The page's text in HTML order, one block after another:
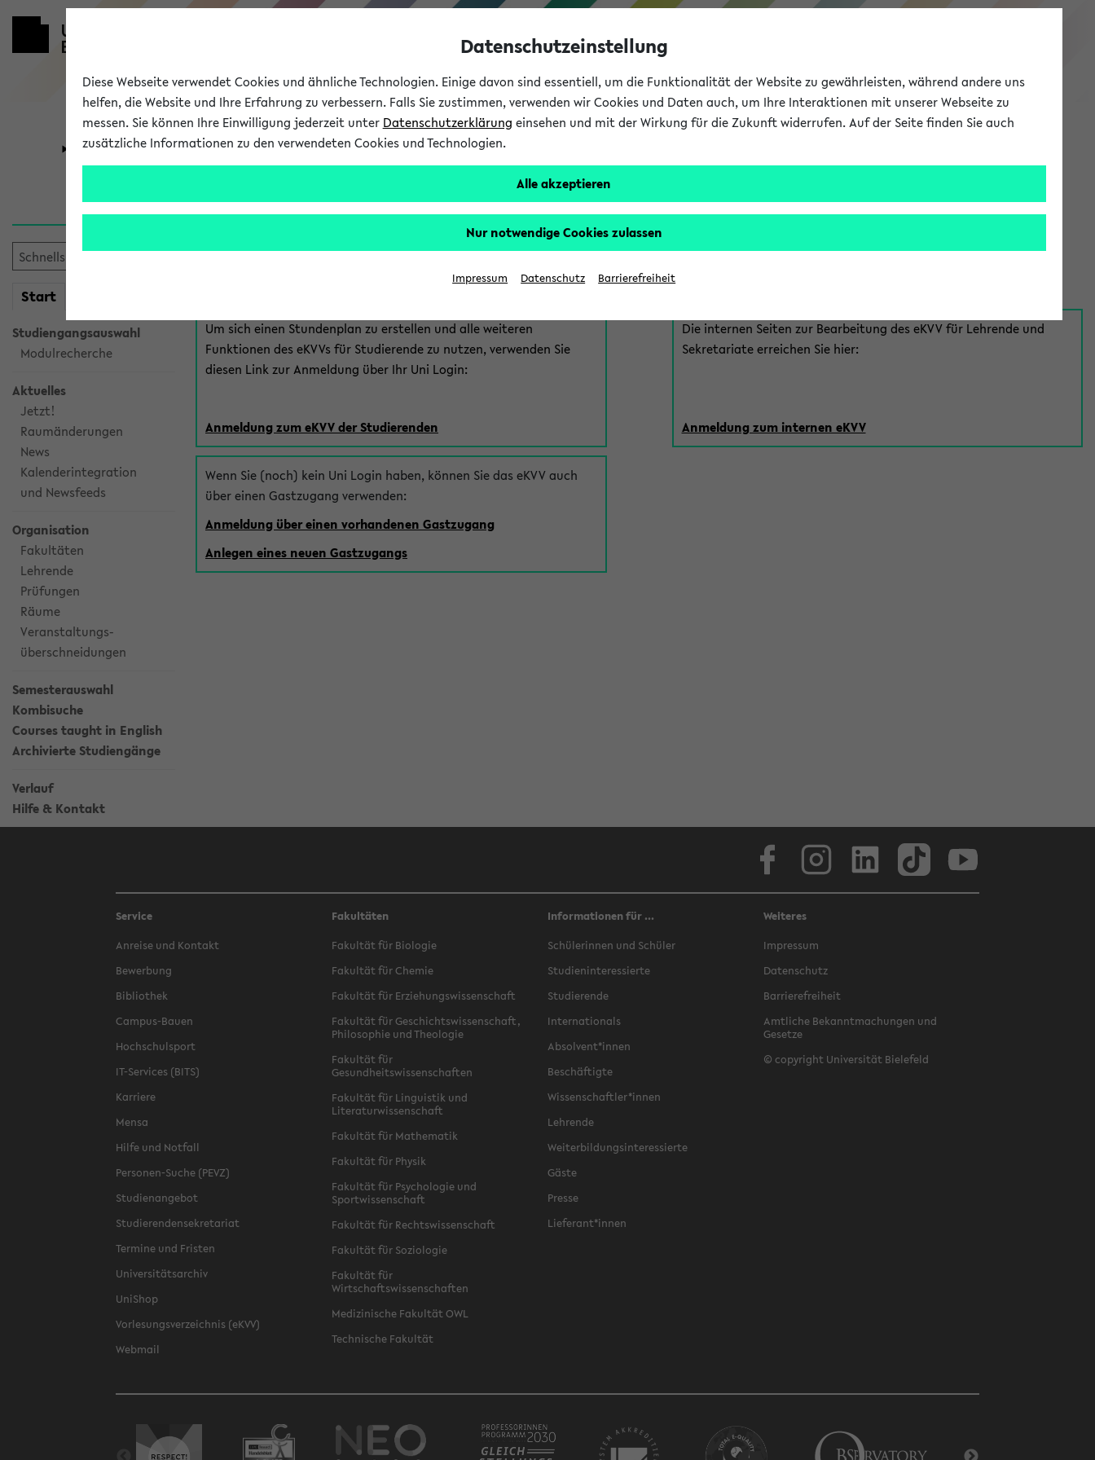
eKVV
Universität Forschung Studium
Start
Studiengangsauswahl
Modulrecherche
Aktuelles
Jetzt!
Raumänderungen
News
Kalenderintegration
und Newsfeeds
Organisation
Fakultäten
Lehrende
Prüfungen
Räume
Veranstaltungs-
überschneidungen
Semesterauswahl
Kombisuche
Courses taught in English
Archivierte Studiengänge
Verlauf
Hilfe & Kontakt
Anmeldung am eKVV
Es gibt mehrere Möglichkeiten zur Anmeldung am eKVV. Bitte wählen Sie die für Sie richtige aus:
Um sich einen Stundenplan zu erstellen und alle weiteren
Funktionen des eKVVs für Studierende zu nutzen, verwenden Sie
diesen Link zur Anmeldung über Ihr Uni Login:
Anmeldung zum eKVV der Studierenden
Wenn Sie (noch) kein Uni Login haben, können Sie das eKVV auch
über einen Gastzugang verwenden:
Anmeldung über einen vorhandenen Gastzugang
Anlegen eines neuen Gastzugangs
eKVV für Mitarbeiter*innen
Die internen Seiten zur Bearbeitung des eKVV für Lehrende und
Sekretariate erreichen Sie hier:
Anmeldung zum internen eKVV
Service
Anreise und Kontakt
Bewerbung
Bibliothek
Campus-Bauen
Hochschulsport
IT-Services (BITS)
Karriere
Mensa
Hilfe und Notfall
Personen-Suche (PEVZ)
Studienangebot
Studierendensekretariat
Termine und Fristen
Universitätsarchiv
UniShop
Vorlesungsverzeichnis (eKVV)
Webmail
Fakultäten
Fakultät für Biologie
Fakultät für Chemie
Fakultät für Erziehungswissenschaft
Fakultät für Geschichtswissenschaft,
Philosophie und Theologie
Fakultät für
Gesundheitswissenschaften
Fakultät für Linguistik und
Literaturwissenschaft
Fakultät für Mathematik
Fakultät für Physik
Fakultät für Psychologie und
Sportwissenschaft
Fakultät für Rechtswissenschaft
Fakultät für Soziologie
Fakultät für
Wirtschaftswissenschaften
Medizinische Fakultät OWL
Technische Fakultät
Informationen für ...
Schülerinnen und Schüler
Studieninteressierte
Studierende
Internationals
Absolvent*innen
Beschäftigte
Wissenschaftler*innen
Lehrende
Weiterbildungsinteressierte
Gäste
Presse
Lieferant*innen
Weiteres
Impressum
Datenschutz
Barrierefreiheit
Amtliche Bekanntmachungen und
Gesetze
© copyright Universität Bielefeld
Datenschutzeinstellung
Diese Webseite verwendet Cookies und ähnliche Technologien. Einige davon sind essentiell, um die Funktionalität der Website zu gewährleisten, während andere uns
helfen, die Website und Ihre Erfahrung zu verbessern. Falls Sie zustimmen, verwenden wir Cookies und Daten auch, um Ihre Interaktionen mit unserer Webseite zu
messen. Sie können Ihre Einwilligung jederzeit unter Datenschutzerklärung einsehen und mit der Wirkung für die Zukunft widerrufen. Auf der Seite finden Sie auch
zusätzliche Informationen zu den verwendeten Cookies und Technologien.
Alle akzeptieren
Nur notwendige Cookies zulassen
Impressum Datenschutz Barrierefreiheit